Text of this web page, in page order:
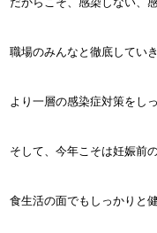
職場のみんなと徹底してい
より一層の感染症対策をし
そして、今年こそは妊娠前
食生活の面でもしっかりと